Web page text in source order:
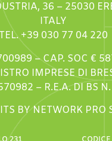
36 – 25030
ITALY
TEL. +39 030 77 04 220
– CAP. SOC €
IMPRESE DI
– R.E.A. DI BS
BY NETWORK PRO